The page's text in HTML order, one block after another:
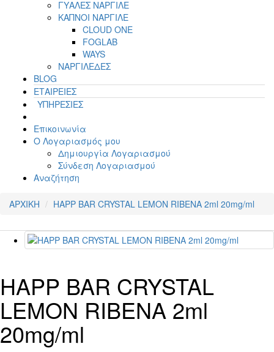
ΓΥΑΛΕΣ ΝΑΡΓΙΛΕ
ΚΑΠΝΟΙ ΝΑΡΓΙΛΕ
CLOUD ONE
FOGLAB
WAYS
ΝΑΡΓΙΛΕΔΕΣ
BLOG
ΕΤΑΙΡΕΙΕΣ
ΥΠΗΡΕΣΙΕΣ
Επικοινωνία
Ο Λογαριασμός μου
Δημιουργία Λογαριασμού
Σύνδεση Λογαριασμού
Αναζήτηση
ΑΡΧΙΚΗ HAPP BAR CRYSTAL LEMON RIBENA 2ml 20mg/ml
HAPP BAR CRYSTAL
LEMON RIBENA 2ml
20mg/ml